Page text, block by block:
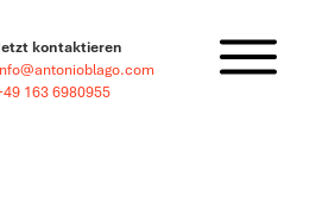
kontaktieren
163 6980955